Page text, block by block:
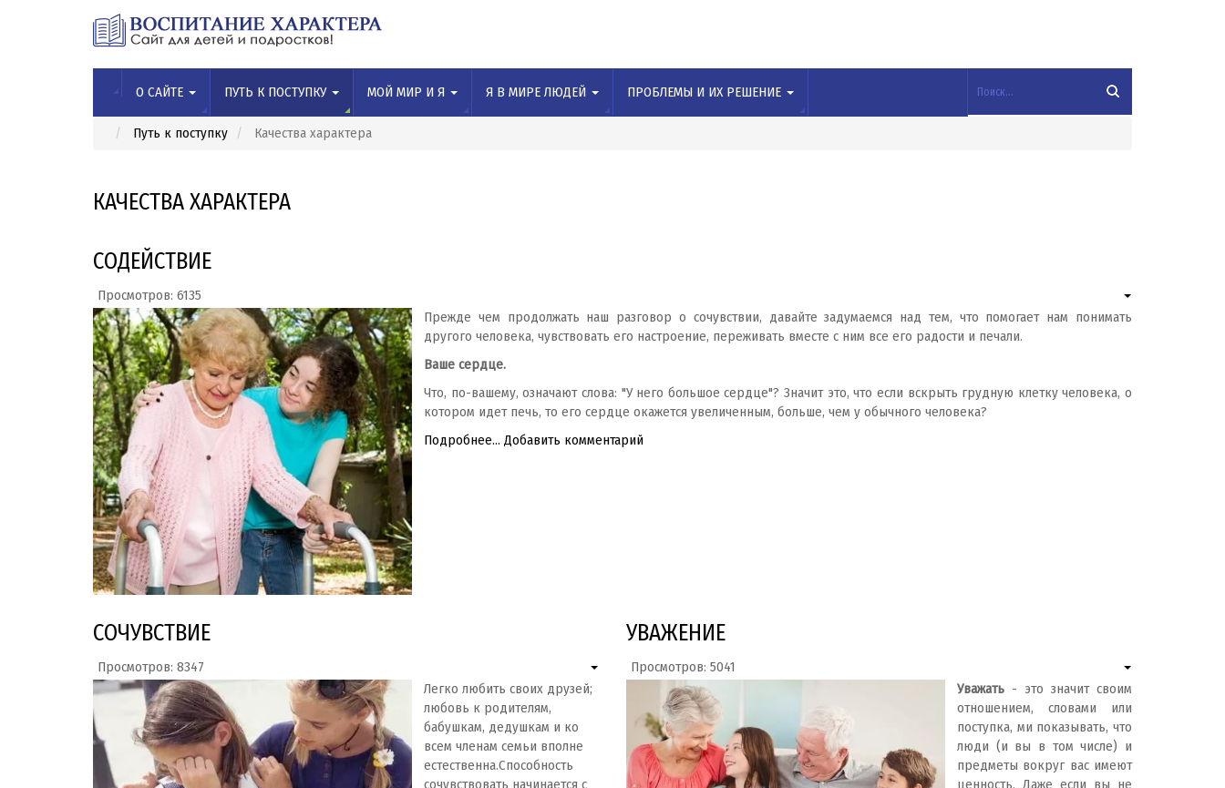
О САЙТЕ ПУТЬ К ПОСТУПКУ МОЙ МИР И Я Я В МИРЕ ЛЮДЕЙ ПРОБЛЕМЫ И ИХ РЕШЕНИЕ
Путь к поступку Качества характера
КАЧЕСТВА ХАРАКТЕРА
СОДЕЙСТВИЕ
Просмотров: 6135
Прежде чем продолжать наш разговор о сочувствии, давайте задумаемся над тем, что помогает нам понимать
другого человека, чувствовать его настроение, переживать вместе с ним все его радости и печали.
Ваше сердце.
Что, по-вашему, означают слова: "У него большое сердце"? Значит это, что если вскрыть грудную клетку человека, о
котором идет печь, то его сердце окажется увеличенным, больше, чем у обычного человека?
Подробнее... Добавить комментарий
СОЧУВСТВИЕ
Просмотров: 8347
Легко любить своих друзей;
любовь к родителям,
бабушкам, дедушкам и ко
всем членам семьи вполне
естественна.Способность
сочувствовать начинается с
УВАЖЕНИЕ
Просмотров: 5041
Уважать - это значит своим
отношением, словами или
поступка, ми показывать, что
люди (и вы в том числе) и
предметы вокруг вас имеют
ценность. Даже если вы не